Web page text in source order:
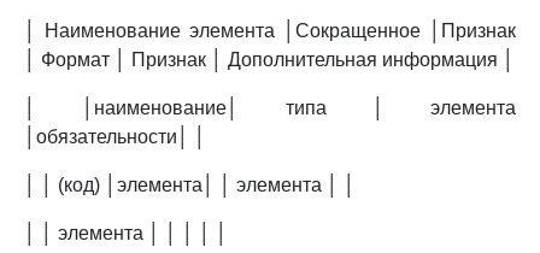
│ Наименование элемента │Сокращенное │Признак
│ Формат │ Признак │ Дополнительная информация │
│ │наименование│ типа │ элемента
│обязательности│ │
│ │ (код) │элемента│ │ элемента │ │
│ │ элемента │ │ │ │ │